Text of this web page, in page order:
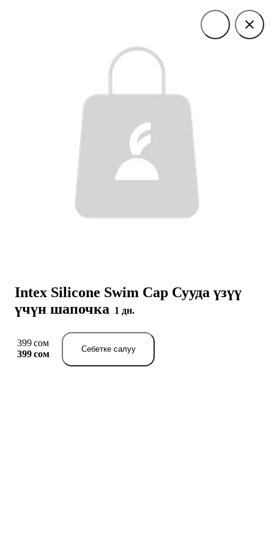
Intex Silicone Swim Cap Сууда үзүү
үчүн шапочка 1 дн.
399 сом
399 сом
Себетке салуу